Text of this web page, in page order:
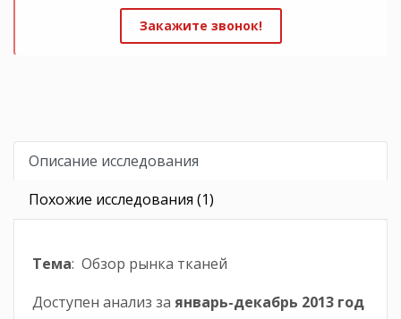
Закажите звонок!
Описание исследования
Похожие исследования (1)
Тема: Обзор рынка тканей
Доступен анализ за январь-декабрь 2013 год